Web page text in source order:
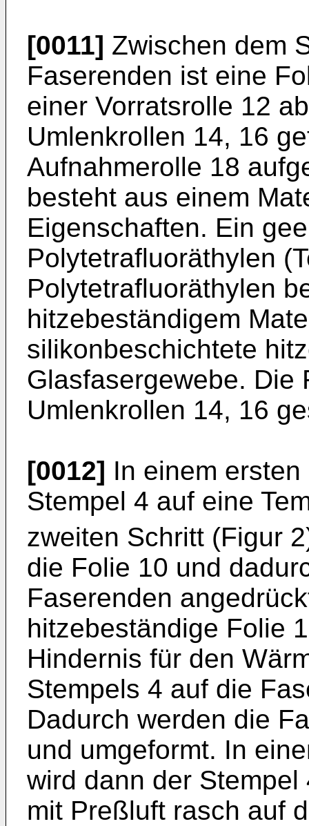
[0011] Zwischen dem
Faserenden ist eine
einer Vorratsrolle 12
Umlenkrollen 14, 16
Aufnahmerolle 18
besteht aus einem
Eigenschaften. Ein
Polytetrafluoräthylen
Polytetrafluoräthylen
hitzebeständigem
silikonbeschichtete
Glasfasergewebe. Die
Umlenkrollen 14, 16
[0012] In einem
Stempel 4 auf eine
zweiten Schritt (Figur
die Folie 10 und
Faserenden
hitzebeständige Folie
Hindernis für den
Stempels 4 auf die
Dadurch werden die
und umgeformt. In
wird dann der
mit Preßluft rasch auf